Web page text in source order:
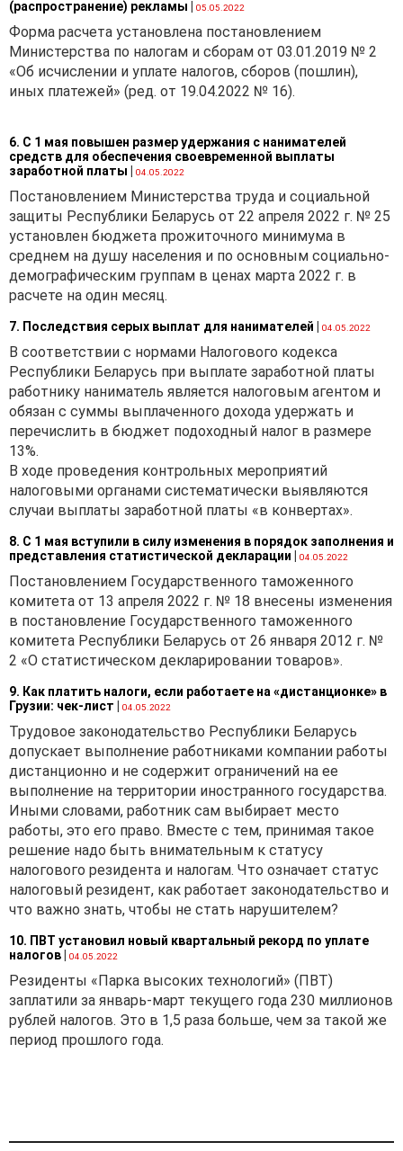
(распространение) рекламы 05.05.2022
Форма расчета установлена постановлением
Министерства по налогам и сборам от 03.01.2019 № 2
«Об исчислении и уплате налогов, сборов (пошлин),
иных платежей» (ред. от 19.04.2022 № 16).
6. С 1 мая повышен размер удержания с нанимателей
средств для обеспечения своевременной выплаты
заработной платы
04.05.2022
Постановлением Министерства труда и социальной
защиты Республики Беларусь от 22 апреля 2022 г. № 25
установлен бюджета прожиточного минимума в
среднем на душу населения и по основным социально-
демографическим группам в ценах марта 2022 г. в
расчете на один месяц.
7. Последствия серых выплат для нанимателей 04.05.2022
В соответствии с нормами Налогового кодекса
Республики Беларусь при выплате заработной платы
работнику наниматель является налоговым агентом и
обязан с суммы выплаченного дохода удержать и
перечислить в бюджет подоходный налог в размере
13%.
В ходе проведения контрольных мероприятий
налоговыми органами систематически выявляются
случаи выплаты заработной платы «в конвертах».
8. С 1 мая вступили в силу изменения в порядок заполнения и
представления статистической декларации
04.05.2022
Постановлением Государственного таможенного
комитета от 13 апреля 2022 г. № 18 внесены изменения
в постановление Государственного таможенного
комитета Республики Беларусь от 26 января 2012 г. №
2 «О статистическом декларировании товаров».
9. Как платить налоги, если работаете на «дистанционке» в
Грузии: чек-лист
04.05.2022
Трудовое законодательство Республики Беларусь
допускает выполнение работниками компании работы
дистанционно и не содержит ограничений на ее
выполнение на территории иностранного государства.
Иными словами, работник сам выбирает место
работы, это его право. Вместе с тем, принимая такое
решение надо быть внимательным к статусу
налогового резидента и налогам. Что означает статус
налоговый резидент, как работает законодательство и
что важно знать, чтобы не стать нарушителем?
10. ПВТ установил новый квартальный рекорд по уплате
налогов
04.05.2022
Резиденты «Парка высоких технологий» (ПВТ)
заплатили за январь-март текущего года 230 миллионов
рублей налогов. Это в 1,5 раза больше, чем за такой же
период прошлого года.